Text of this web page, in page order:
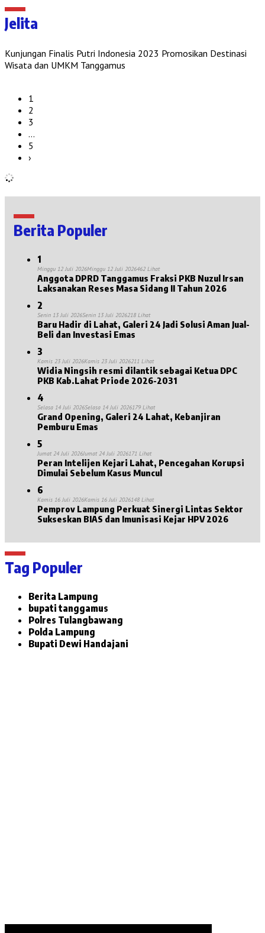
Jelita
Kunjungan Finalis Putri Indonesia 2023 Promosikan Destinasi
Wisata dan UMKM Tanggamus
1
2
3
…
5
›
Berita Populer
1
Minggu 12 Juli 2026Minggu 12 Juli 2026462 Lihat
Anggota DPRD Tanggamus Fraksi PKB Nuzul Irsan
Laksanakan Reses Masa Sidang II Tahun 2026
2
Senin 13 Juli 2026Senin 13 Juli 2026218 Lihat
Baru Hadir di Lahat, Galeri 24 Jadi Solusi Aman Jual-
Beli dan Investasi Emas
3
Kamis 23 Juli 2026Kamis 23 Juli 2026211 Lihat
Widia Ningsih resmi dilantik sebagai Ketua DPC
PKB Kab.Lahat Priode 2026-2031
4
Selasa 14 Juli 2026Selasa 14 Juli 2026179 Lihat
Grand Opening, Galeri 24 Lahat, Kebanjiran
Pemburu Emas
5
Jumat 24 Juli 2026Jumat 24 Juli 2026171 Lihat
Peran Intelijen Kejari Lahat, Pencegahan Korupsi
Dimulai Sebelum Kasus Muncul
6
Kamis 16 Juli 2026Kamis 16 Juli 2026148 Lihat
Pemprov Lampung Perkuat Sinergi Lintas Sektor
Sukseskan BIAS dan Imunisasi Kejar HPV 2026
Tag Populer
Berita Lampung
bupati tanggamus
Polres Tulangbawang
Polda Lampung
Bupati Dewi Handajani